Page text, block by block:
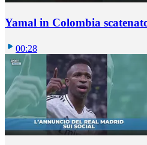
Yamal in Colombia
00:28